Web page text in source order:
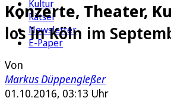
Kultur
Rätsel
Newsletter
E-Paper
Konzerte, Theater,
los in Köln im
Von
Markus Düppengießer
01.10.2016, 03:13 Uhr